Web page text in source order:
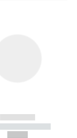
------------
-----------